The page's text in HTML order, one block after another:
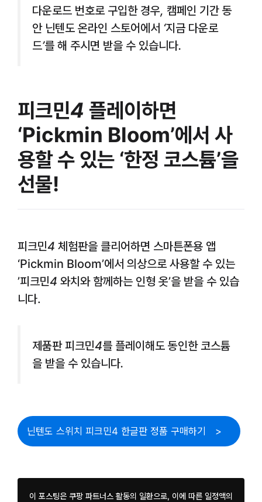
다운로드 번호로 구입한 경우, 캠페인 기간 동
안 닌텐도 온라인 스토어에서 ‘지금 다운로
드’를 해 주시면 받을 수 있습니다.
피크민4 플레이하면
‘Pickmin Bloom’에서 사
용할 수 있는 ‘한정 코스튬’을
선물!
피크민4 체험판을 클리어하면 스마튼폰용 앱
‘Pickmin Bloom’에서 의상으로 사용할 수 있는
’피크민4 와치와 함께하는 인형 옷’을 받을 수 있습
니다.
제품판피크민4를 플레이해도 동인한 코스튬
을 받을 수 있습니다.
닌텐도 스위치 피크민4 한글판 정품 구매하기
이 포스팅은 쿠팡 파트너스 활동의 일환으로, 이에 따른 일정액의